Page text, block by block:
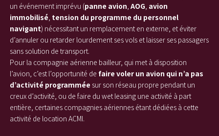
un événement imprévu (panne avion, AOG, avion
immobilisé, tension du programme du personnel
navigant) nécessitant un remplacement en externe, et éviter
d’annuler ou retarder lourdement ses vols et laisser ses passagers
sans solution de transport.
Pour la compagnie aérienne bailleur, qui met à disposition
l’avion, c’est l’opportunité de faire voler un avion qui n’a pas
d’activité programmée sur son réseau propre pendant un
creux d’activité, ou de faire du wet leasing une activité à part
entière, certaines compagnies aériennes étant dédiées à cette
activité de location ACMI.